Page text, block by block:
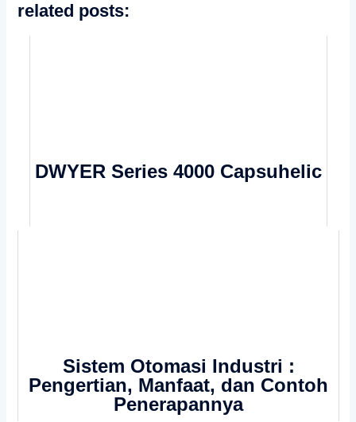
related posts:
DWYER Series 4000 Capsuhelic
Sistem Otomasi Industri :
Pengertian, Manfaat, dan Contoh
Penerapannya